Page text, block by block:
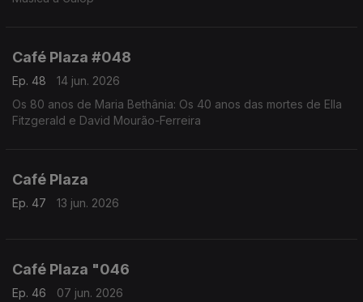
Café Plaza #048
Ep. 48
14 jun. 2026
Os 80 anos de Maria Bethânia: Os 40 anos das mortes de Ella
Fitzgerald e David Mourão-Ferreira
Café Plaza
Ep. 47 13 jun. 2026
Café Plaza "046
Ep. 46 07 jun. 2026